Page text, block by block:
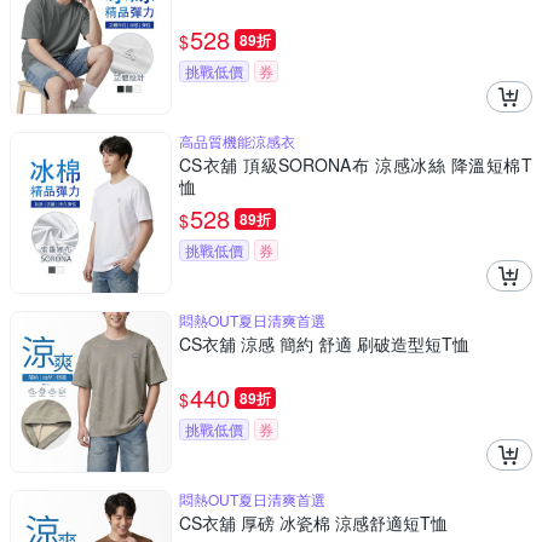
$528 89折
挑戰低價 券
高品質機能涼感衣
CS衣舖 頂級SORONA布 涼感冰絲 降溫短棉T
恤
$528 89折
挑戰低價 券
悶熱OUT夏日清爽首選
CS衣舖 涼感 簡約 舒適 刷破造型短T恤
$440 89折
挑戰低價 券
悶熱OUT夏日清爽首選
CS衣舖 厚磅 冰瓷棉 涼感舒適短T恤